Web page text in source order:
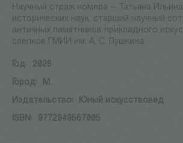
Научный страж номера — Татьяна
исторических наук, старший научный
античных памятников прикладного
слепков ГМИИ им. А. С. Пушкина
Год:
2026
Город:
М.
Издательство:
Юный искусствовед
ISBN:
9772949567005